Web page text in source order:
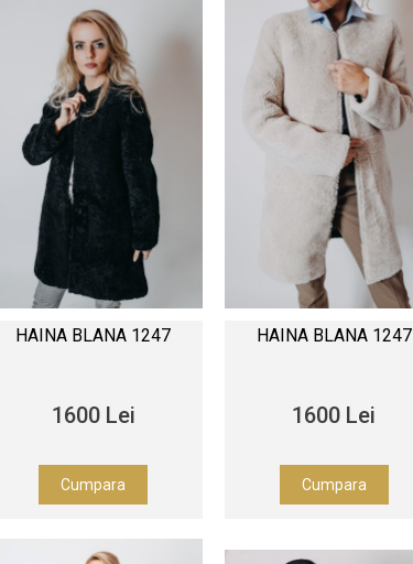
HAINA BLANA 1247
1600 Lei
Cumpara
HAINA BLANA 1247
1600 Lei
Cumpara